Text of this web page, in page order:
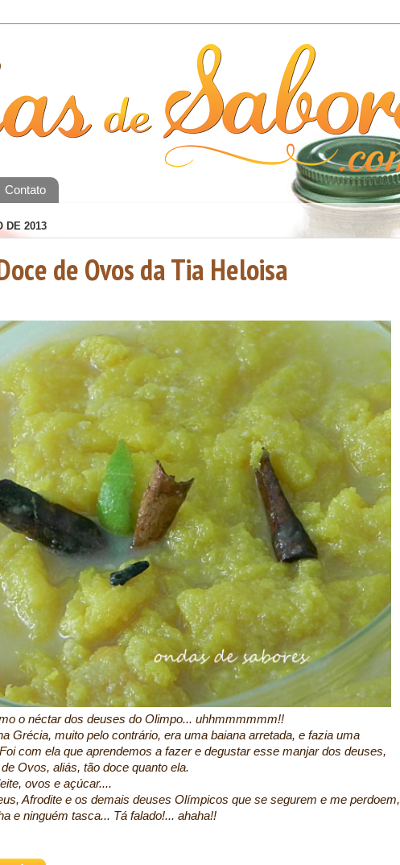
Contato
DE 2013
de Ovos da Tia Heloisa
o néctar dos deuses do Olimpo... uhhmmmmmm!!
Grécia, muito pelo contrário, era uma baiana arretada, e fazia uma
com ela que aprendemos a fazer e degustar esse manjar dos deuses,
Ovos, aliás, tão doce quanto ela.
ovos e açúcar....
Afrodite e os demais deuses Olímpicos que se segurem e me perdoem,
e ninguém tasca... Tá falado!... ahaha!!